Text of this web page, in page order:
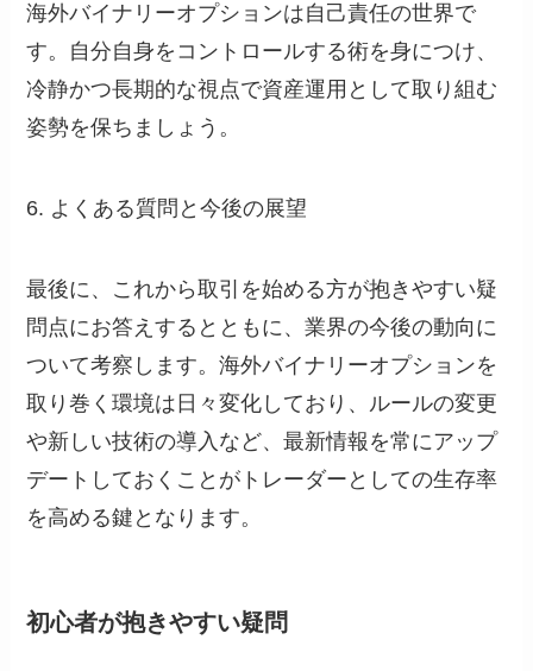
海外バイナリーオプションは自己責任の世界で
す。自分自身をコントロールする術を身につけ、
冷静かつ長期的な視点で資産運用として取り組む
姿勢を保ちましょう。
6. よくある質問と今後の展望
最後に、これから取引を始める方が抱きやすい疑
問点にお答えするとともに、業界の今後の動向に
ついて考察します。海外バイナリーオプションを
取り巻く環境は日々変化しており、ルールの変更
や新しい技術の導入など、最新情報を常にアップ
デートしておくことがトレーダーとしての生存率
を高める鍵となります。
初心者が抱きやすい疑問